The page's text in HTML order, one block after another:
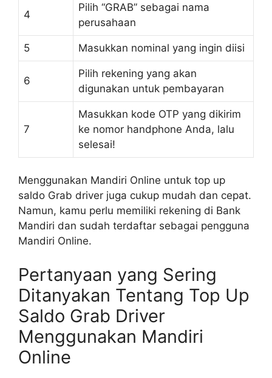
4
Pilih “GRAB” sebagai nama
perusahaan
5 Masukkan nominal yang ingin diisi
6
Pilih rekening yang akan
digunakan untuk pembayaran
7
Masukkan kode OTP yang dikirim
ke nomor handphone Anda, lalu
selesai!
Menggunakan Mandiri Online untuk top up
saldo Grab driver juga cukup mudah dan cepat.
Namun, kamu perlu memiliki rekening di Bank
Mandiri dan sudah terdaftar sebagai pengguna
Mandiri Online.
Pertanyaan yang Sering
Ditanyakan Tentang Top Up
Saldo Grab Driver
Menggunakan Mandiri
Online